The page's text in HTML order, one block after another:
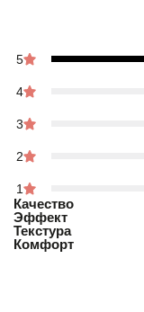
5
4
3
2
1
Качество
Эффект
Текстура
Комфорт